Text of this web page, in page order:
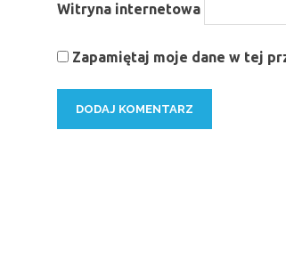
Witryna internetowa
Zapamiętaj moje dane w tej